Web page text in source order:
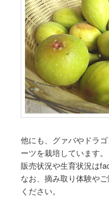
他にも、グァバやドラ
ーツを栽培しています。
販売状況や生育状況は
なお、摘み取り体験や
ください。